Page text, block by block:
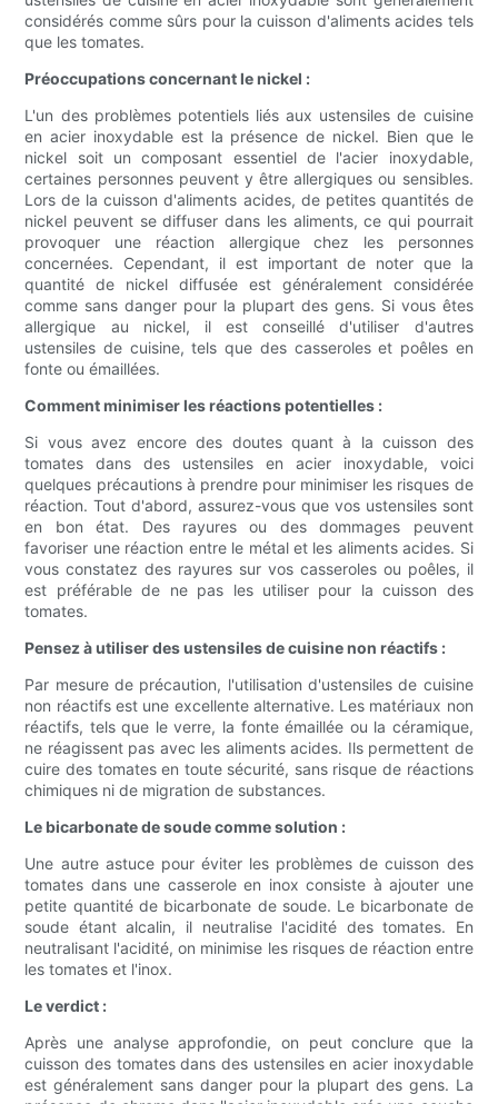
considérés comme sûrs pour la cuisson d'aliments acides tels
que les tomates.
Préoccupations concernant le nickel :
L'un des problèmes potentiels liés aux ustensiles de cuisine
en acier inoxydable est la présence de nickel. Bien que le
nickel soit un composant essentiel de l'acier inoxydable,
certaines personnes peuvent y être allergiques ou sensibles.
Lors de la cuisson d'aliments acides, de petites quantités de
nickel peuvent se diffuser dans les aliments, ce qui pourrait
provoquer une réaction allergique chez les personnes
concernées. Cependant, il est important de noter que la
quantité de nickel diffusée est généralement considérée
comme sans danger pour la plupart des gens. Si vous êtes
allergique au nickel, il est conseillé d'utiliser d'autres
ustensiles de cuisine, tels que des casseroles et poêles en
fonte ou émaillées.
Comment minimiser les réactions potentielles :
Si vous avez encore des doutes quant à la cuisson des
tomates dans des ustensiles en acier inoxydable, voici
quelques précautions à prendre pour minimiser les risques de
réaction. Tout d'abord, assurez-vous que vos ustensiles sont
en bon état. Des rayures ou des dommages peuvent
favoriser une réaction entre le métal et les aliments acides. Si
vous constatez des rayures sur vos casseroles ou poêles, il
est préférable de ne pas les utiliser pour la cuisson des
tomates.
Pensez à utiliser des ustensiles de cuisine non réactifs :
Par mesure de précaution, l'utilisation d'ustensiles de cuisine
non réactifs est une excellente alternative. Les matériaux non
réactifs, tels que le verre, la fonte émaillée ou la céramique,
ne réagissent pas avec les aliments acides. Ils permettent de
cuire des tomates en toute sécurité, sans risque de réactions
chimiques ni de migration de substances.
Le bicarbonate de soude comme solution :
Une autre astuce pour éviter les problèmes de cuisson des
tomates dans une casserole en inox consiste à ajouter une
petite quantité de bicarbonate de soude. Le bicarbonate de
soude étant alcalin, il neutralise l'acidité des tomates. En
neutralisant l'acidité, on minimise les risques de réaction entre
les tomates et l'inox.
Le verdict :
Après une analyse approfondie, on peut conclure que la
cuisson des tomates dans des ustensiles en acier inoxydable
est généralement sans danger pour la plupart des gens. La